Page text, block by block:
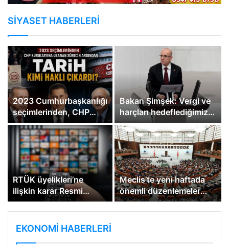
SİYASET HABERLERİ
2023 Cumhurbaşkanlığı
seçimlerinden, CHP
butlan kararına tersten
yazılan tarih!
Bakan Şimşek: Vergi ve
harçları hedeflediğimiz
enflasyon oranında
belirleyeceğiz
RTÜK üyelikleri’ne
ilişkin karar Resmi
Gazete’de
Meclis’te yeni haftada
önemli düzenlemeler
görüşülecek
EKONOMİ HABERLERİ